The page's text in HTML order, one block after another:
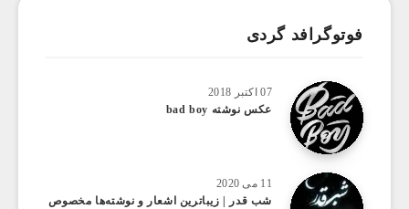
فوتوگرافد گردی
07 اکتبر 2018
عکس نوشته bad boy
11 می 2020
شب قدر | زیباترین اشعار و نوشته‌ها مخصوص